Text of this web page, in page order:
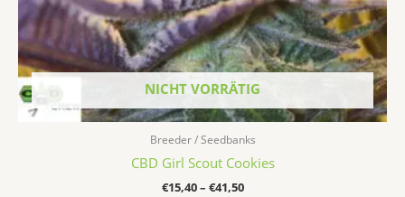
NICHT VORRÄTIG
Breeder / Seedbanks
CBD Girl Scout Cookies
€15,40– €41,50
gewählt
werden